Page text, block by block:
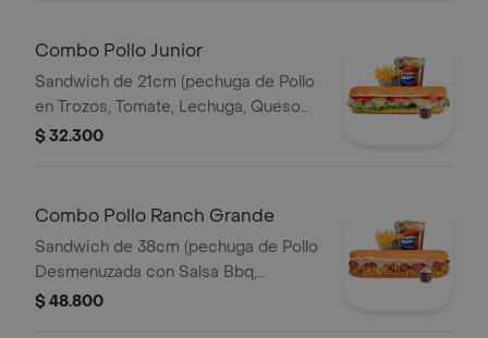
Combo Pollo Junior
Sandwich de 21cm (pechuga de Pollo
en Trozos, Tomate, Lechuga, Queso
Mozzarella y Mayonesa) Papa
$ 32.300
Combo Pollo Ranch Grande
Sandwich de 38cm (pechuga de Pollo
Desmenuzada con Salsa Bbq,
Tocineta, Maiz Tierno, Lechuga,
$ 48.800